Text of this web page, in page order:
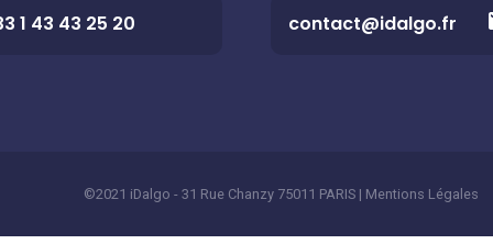
1 43 43 25 20 contact@idalgo.fr
©2021 iDalgo - 31 Rue Chanzy 75011 PARIS | Mentions Légales